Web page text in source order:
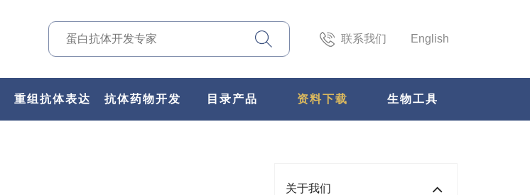
联系我们 English
重组抗体表达 抗体药物开发 目录产品 资料下载 生物工具
关于我们